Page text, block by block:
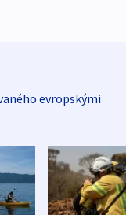
evropskými